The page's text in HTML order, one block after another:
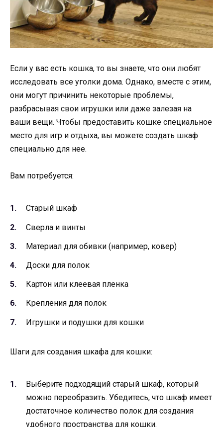
Если у вас есть кошка, то вы знаете, что они любят
исследовать все уголки дома. Однако, вместе с этим,
они могут причинить некоторые проблемы,
разбрасывая свои игрушки или даже залезая на
ваши вещи. Чтобы предоставить кошке специальное
место для игр и отдыха, вы можете создать шкаф
специально для нее.
Вам потребуется:
Старый шкаф
Сверла и винты
Материал для обивки (например, ковер)
Доски для полок
Картон или клеевая пленка
Крепления для полок
Игрушки и подушки для кошки
Шаги для создания шкафа для кошки:
Выберите подходящий старый шкаф, который
можно переобразить. Убедитесь, что шкаф имеет
достаточное количество полок для создания
удобного пространства для кошки.